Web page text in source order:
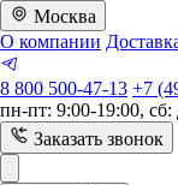
Москва
О компании
8 800 500-47-13 +7
пн-пт: 9:00-19:00, сб:
Заказать звонок